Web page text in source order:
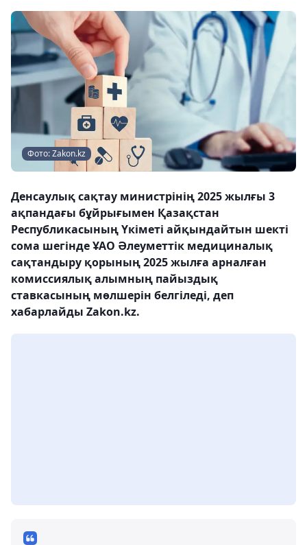
Фото: Zakon.kz
Денсаулық сақтау министрінің 2025 жылғы 3
ақпандағы бұйрығымен Қазақстан
Республикасының Үкіметі айқындайтын шекті
сома шегінде ҰАО Әлеуметтік медициналық
сақтандыру қорының 2025 жылға арналған
комиссиялық алымның пайыздық
ставкасының мөлшерін белгіледі, деп
хабарлайды Zakon.kz.